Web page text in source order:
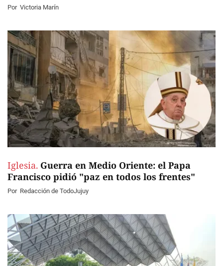
Por Victoria Marín
Iglesia. Guerra en Medio Oriente: el Papa
Francisco pidió "paz en todos los frentes"
Por Redacción de TodoJujuy